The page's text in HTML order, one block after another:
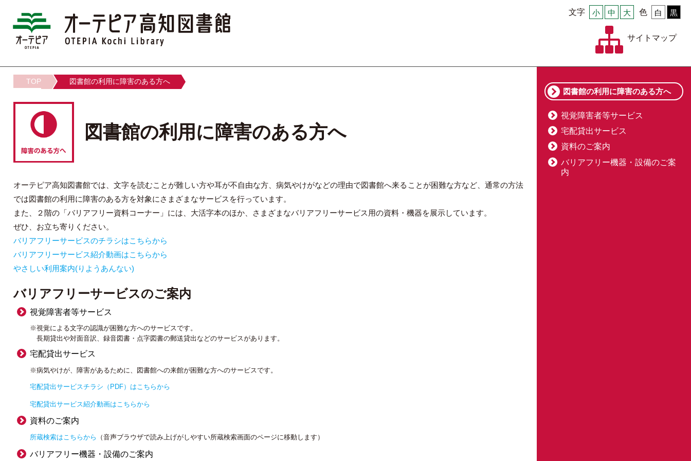
色 白 黒
文字 小 中 大
サイトマップ
TOP 図書館の利用に障害のある方へ
図書館の利用に障害のある方へ
オーテピア高知図書館では、文字を読むことが難しい方や耳が不自由な方、病気やけがなどの理由で図書館へ来ることが困難な方など、通常の方法
では図書館の利用に障害のある方を対象にさまざまなサービスを行っています。
また、２階の「バリアフリー資料コーナー」には、大活字本のほか、さまざまなバリアフリーサービス用の資料・機器を展示しています。
ぜひ、お立ち寄りください。
バリアフリーサービスのチラシはこちらから
バリアフリーサービス紹介動画はこちらから
やさしい利用案内(りようあんない)
バリアフリーサービスのご案内
視覚障害者等サービス
※視覚による文字の認識が困難な方へのサービスです。
長期貸出や対面音訳、録音図書・点字図書の郵送貸出などのサービスがあります。
宅配貸出サービス
※病気やけが、障害があるために、図書館への来館が困難な方へのサービスです。
宅配貸出サービスチラシ（PDF）はこちらから
宅配貸出サービス紹介動画はこちらから
資料のご案内
所蔵検索はこちらから （音声ブラウザで読み上げがしやすい所蔵検索画面のページに移動します）
バリアフリー機器・設備のご案内
図書館の利用に障害のある方へ
視覚障害者等サービス
宅配貸出サービス
資料のご案内
バリアフリー機器・設備のご案
内